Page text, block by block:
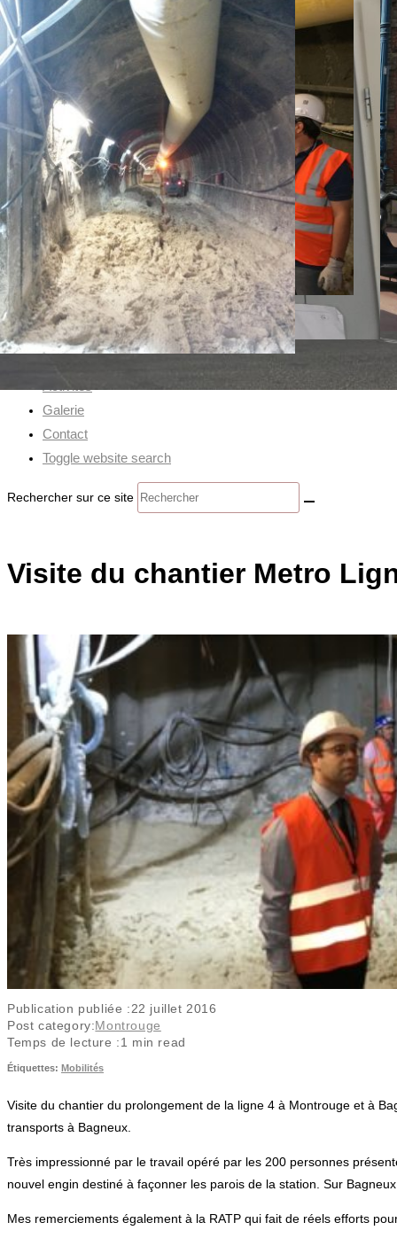
Skip to content
Accueil
BIO
Activités
Galerie
Contact
Toggle website search
Press Escape to close the search panel.
Menu Fermer
Accueil
Galerie
Contact
Toggle website search
Rechercher sur ce site
Visite du chantier Metro
Publication publiée :22 juillet 2016
Post category:Montrouge
Temps de lecture :1 min read
Étiquettes: Mobilités
Visite du chantier du prolongement de la ligne 4 à Montrouge et à
transports à Bagneux.
Très impressionné par le travail opéré par les 200 personnes
nouvel engin destiné à façonner les parois de la station. Sur
Mes remerciements également à la RATP qui fait de réels efforts